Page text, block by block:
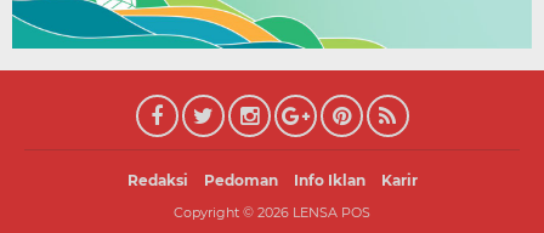
Redaksi Pedoman Info Iklan Karir
Copyright © 2026 LENSA POS